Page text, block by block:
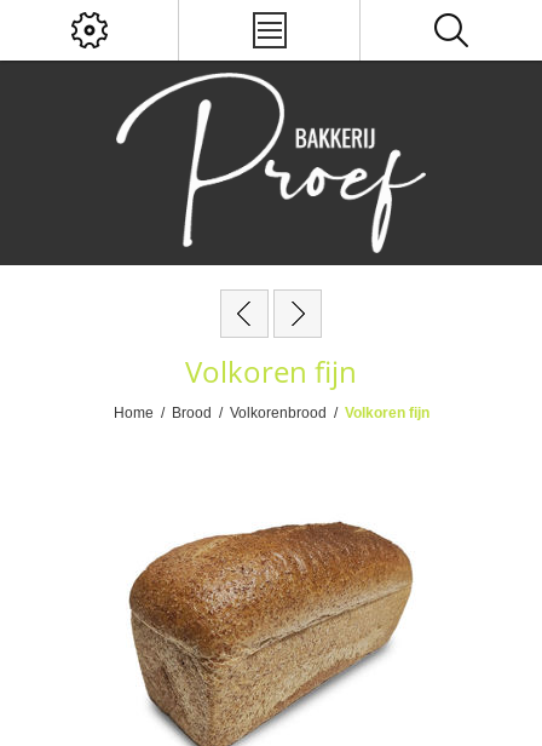
Volkoren fijn
Home / Brood / Volkorenbrood / Volkoren fijn